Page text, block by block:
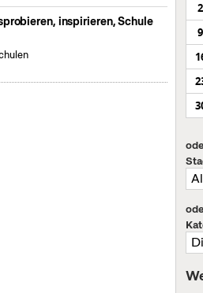
inspirieren, Schule
2
9